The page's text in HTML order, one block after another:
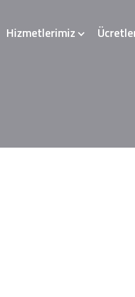
Hizmetlerimiz